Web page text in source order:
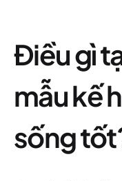
Điều gì
mẫu kế
sống